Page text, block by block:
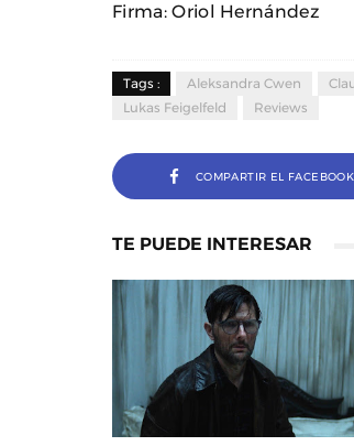
Firma: Oriol Hernández
Tags : Aleksandra Cwen
Lukas Feigelfeld
Reviews
COMPARTIR EL FACEBOOK
TE PUEDE INTERESAR